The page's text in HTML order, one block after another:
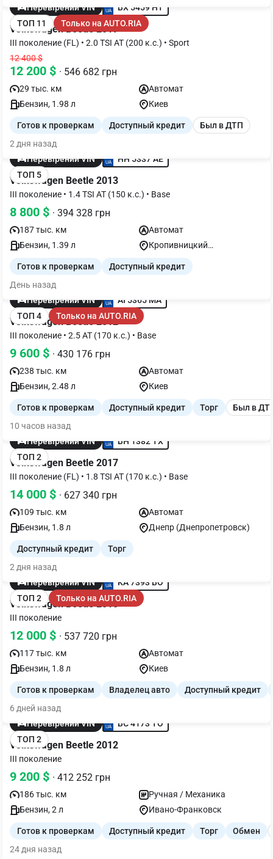
Перевірений VIN
BX 5459 HT
ТОП 11
Только на AUTO.RIA
Volkswagen Beetle 2019
III поколение (FL) • 2.0 TSI AT (200 к.с.) • Sport
12 400 $
12 200 $ · 546 682 грн
29 тыс. км
Автомат
Бензин, 1.98 л
Киев
Готов к проверкам Доступный кредит
Был в ДТП
2 дня назад
Перевірений VIN
HH 5337 AE
ТОП 5
Volkswagen Beetle 2013
III поколение • 1.4 TSI AT (150 к.с.) • Base
8 800 $ · 394 328 грн
187 тыс. км
Автомат
Бензин, 1.39 л
Кропивницкий
Готов к проверкам
Доступный кредит
День назад
Перевірений VIN
AI 5365 MA
ТОП 4
Только на AUTO.RIA
Volkswagen Beetle 2012
III поколение • 2.5 AT (170 к.с.) • Base
9 600 $ · 430 176 грн
238 тыс. км
Автомат
Бензин, 2.48 л
Киев
Готов к проверкам Доступный кредит Торг
Был в
10 часов назад
Перевірений VIN
BH 1382 TX
ТОП 2
Volkswagen Beetle 2017
III поколение (FL) • 1.8 TSI AT (170 к.с.) • Base
14 000 $ · 627 340 грн
109 тыс. км
Автомат
Бензин, 1.8 л
Днепр (Днепропетровск)
Доступный кредит
Торг
2 дня назад
Перевірений VIN
KA 7393 BO
ТОП 2
Только на AUTO.RIA
Volkswagen Beetle 2015
III поколение
12 000 $ · 537 720 грн
117 тыс. км
Автомат
Бензин, 1.8 л
Киев
Готов к проверкам Владелец авто
Доступный кредит
6 дней назад
Перевірений VIN
BC 4173 TO
ТОП 2
Volkswagen Beetle 2012
III поколение
9 200 $ · 412 252 грн
186 тыс. км
Ручная / Механика
Бензин, 2 л
Ивано-Франковск
Готов к проверкам Доступный кредит Торг
Обмен
24 дня назад